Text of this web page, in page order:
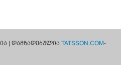
| დამზადებულია TATSSON.COM-